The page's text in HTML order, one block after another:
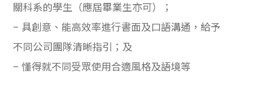
關科系的學生（應屆畢業生亦可）；
– 具創意、能高效率進行書面及口語溝通，給予
不同公司團隊清晰指引；及
– 懂得就不同受眾使用合適風格及語境等